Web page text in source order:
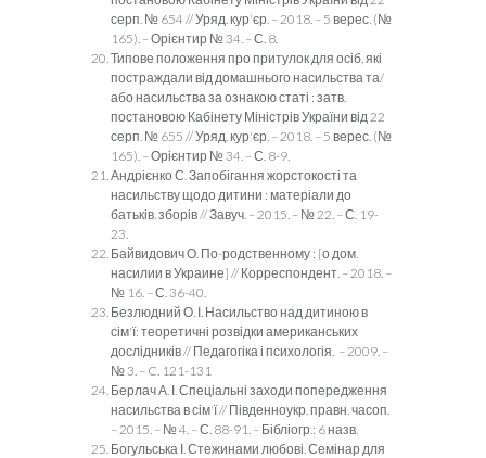
серп. № 654 // Уряд. кур'єр. – 2018. – 5 верес. (№
165). – Орієнтир № 34. – С. 8.
Типове положення про притулок для осіб, які
постраждали від домашнього насильства та/
або насильства за ознакою статі : затв.
постановою Кабінету Міністрів України від 22
серп. № 655 // Уряд. кур'єр. – 2018. – 5 верес. (№
165). – Орієнтир № 34. – С. 8-9.
Андрієнко С. Запобігання жорстокості та
насильству щодо дитини : матеріали до
батьків. зборів // Завуч. – 2015. – № 22. – С. 19-
23.
Байвидович О. По-родственному : [о дом.
насилии в Украине] // Корреспондент. – 2018. –
№ 16. – С. 36-40.
Безлюдний О. І. Насильство над дитиною в
сім'ї: теоретичні розвідки американських
дослідників // Педагогіка і психологія. – 2009. –
№ 3. – C. 121-131
Берлач А. І. Спеціальні заходи попередження
насильства в сім'ї // Південноукр. правн. часоп.
– 2015. – № 4. – С. 88-91. – Бібліогр.: 6 назв.
Богульська І. Стежинами любові. Семінар для